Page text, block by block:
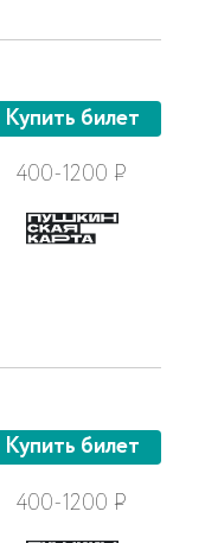
Купить билет
400-1200 Р
Купить билет
400-1200 Р